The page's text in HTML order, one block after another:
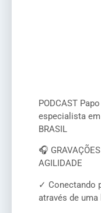
PODCAST
especialista em
BRASIL
🎧
AGILIDADE
✓ Conectando
através de